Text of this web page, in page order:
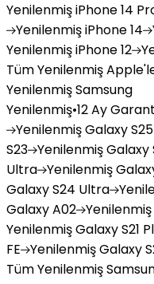
YenilenmişiPhone 14
YenilenmişiPhone 14
YenilenmişiPhone 12
Tüm Yenilenmiş
Yenilenmiş Samsung
Yenilenmiş•12 Ay
YenilenmişGalaxy
S23 YenilenmişGalaxy
Ultra Yenilenmiş
Galaxy S24 Ultra
Galaxy A02 Yenilenmiş
YenilenmişGalaxy S21
FE YenilenmişGalaxy
Tüm Yenilenmiş